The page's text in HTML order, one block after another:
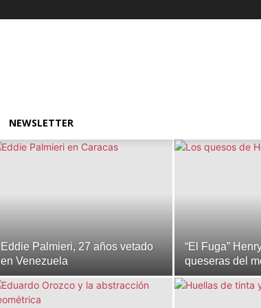
NEWSLETTER
Eddie Palmieri, 27 años vetado
en Venezuela
“El Fuga”
queseras del